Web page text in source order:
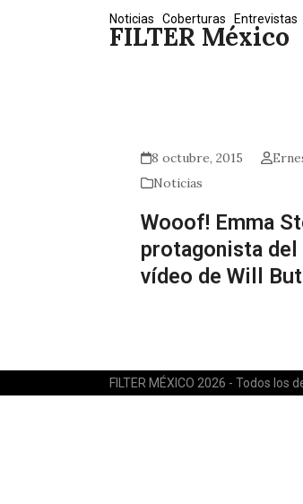
FILTER México
Noticias Coberturas Entrevistas
8 octubre, 2015
Noticias
Wooof! Emma
protagonista del
vídeo de Will
FILTER MÉXICO 2026 - Todos los